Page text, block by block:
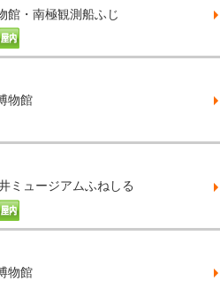
館・南極観測船ふじ
物館
ミュージアムふねしる
物館